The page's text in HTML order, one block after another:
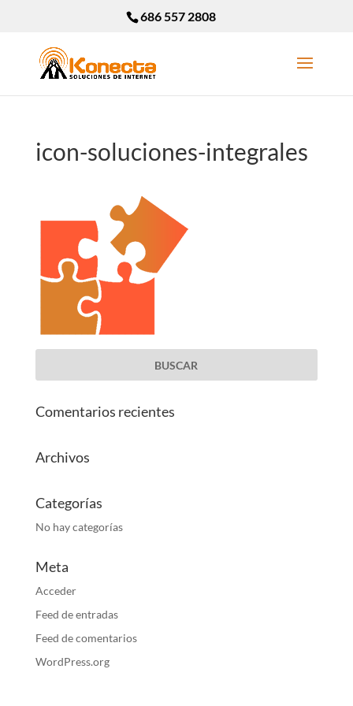
686 557 2808
icon-soluciones-integrales
Comentarios recientes
Archivos
Categorías
No hay categorías
Meta
Acceder
Feed de entradas
Feed de comentarios
WordPress.org